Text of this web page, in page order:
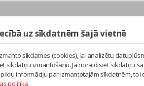
uz sīkdatnēm šajā vietnē
sīkdatnes (cookies), lai analizētu
sīkdatņu izmantošanu. Ja noraidīsiet sīkdatņu
informāciju par izmantotajām sīkdatnēm,
politika.